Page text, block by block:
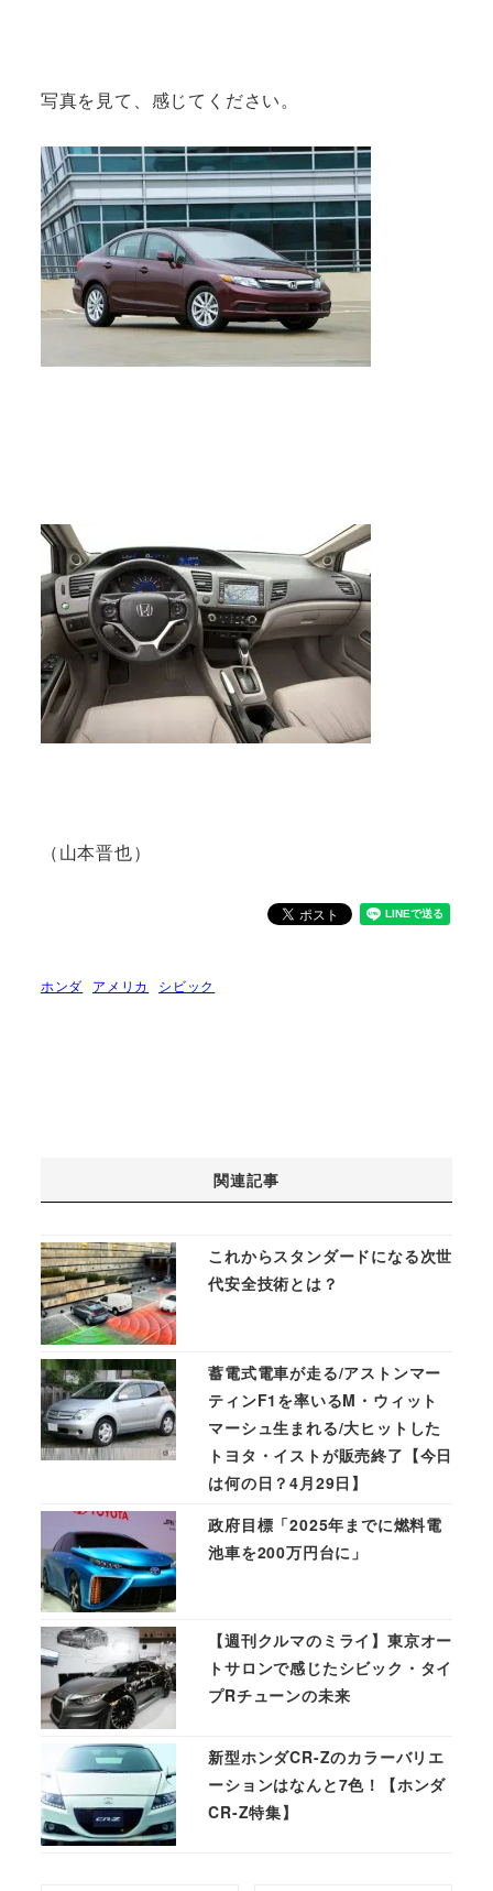
写真を見て、感じてください。
（山本晋也）
ホンダ アメリカ シビック
関連記事
これからスタンダードになる次世
代安全技術とは？
蓄電式電車が走る/アストンマー
ティンF1を率いるM・ウィット
マーシュ生まれる/大ヒットした
トヨタ・イストが販売終了【今日
は何の日？4月29日】
政府目標「2025年までに燃料電
池車を200万円台に」
【週刊クルマのミライ】東京オー
トサロンで感じたシビック・タイ
プRチューンの未来
新型ホンダCR-Zのカラーバリエ
ーションはなんと7色！【ホンダ
CR-Z特集】